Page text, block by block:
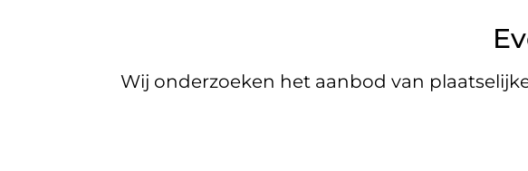
Wij onderzoeken het aanbod van